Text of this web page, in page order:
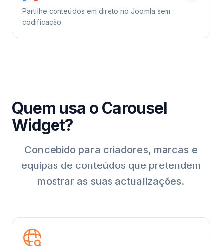
Partilhe conteúdos em direto no Joomla sem
codificação.
Quem usa o Carousel
Widget?
Concebido para criadores, marcas e
equipas de conteúdos que pretendem
mostrar as suas actualizações.